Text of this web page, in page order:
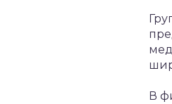
В